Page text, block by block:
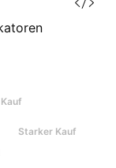
Kauf
Starker Kauf